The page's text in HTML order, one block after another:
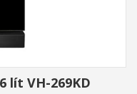
lít VH-269KD